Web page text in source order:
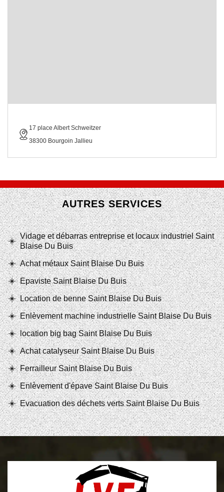
17 place Albert Schweitzer
38300 Bourgoin Jallieu
AUTRES SERVICES
Vidage et débarras entreprise et locaux industriel Saint
Blaise Du Buis
Achat métaux Saint Blaise Du Buis
Epaviste Saint Blaise Du Buis
Location de benne Saint Blaise Du Buis
Enlèvement machine industrielle Saint Blaise Du Buis
location big bag Saint Blaise Du Buis
Achat catalyseur Saint Blaise Du Buis
Ferrailleur Saint Blaise Du Buis
Enlèvement d'épave Saint Blaise Du Buis
Evacuation des déchets verts Saint Blaise Du Buis